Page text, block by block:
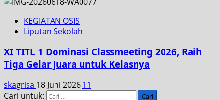
KEGIATAN OSIS
Liputan Sekolah
XI TITL 1 Dominasi Classmeeting 2026, Raih
Tiga Gelar Juara untuk Kelasnya
skagrisa 18 Juni 2026 11
Cari untuk: